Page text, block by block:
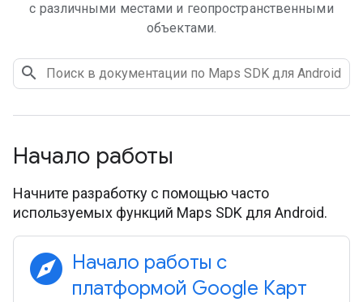
с различными местами и геопространственными
объектами.
Начало работы
Начните разработку с помощью часто
используемых функций Maps SDK для Android.
explore Начало работы с
платформой Google Карт